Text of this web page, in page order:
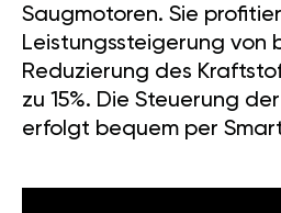
Saugmotoren. Sie
Leistungssteigerung von
Reduzierung des
zu 15%. Die Steuerung
erfolgt bequem per